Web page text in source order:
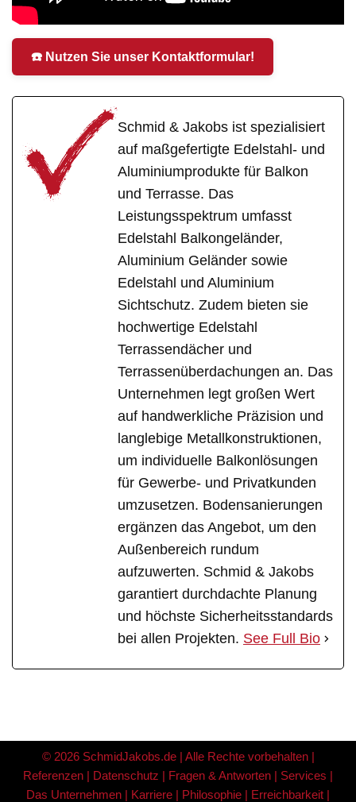
☎️ Nutzen Sie unser Kontaktformular!
Schmid & Jakobs ist spezialisiert
auf maßgefertigte Edelstahl- und
Aluminiumprodukte für Balkon
und Terrasse. Das
Leistungsspektrum umfasst
Edelstahl Balkongeländer,
Aluminium Geländer sowie
Edelstahl und Aluminium
Sichtschutz. Zudem bieten sie
hochwertige Edelstahl
Terrassendächer und
Terrassenüberdachungen an. Das
Unternehmen legt großen Wert
auf handwerkliche Präzision und
langlebige Metallkonstruktionen,
um individuelle Balkonlösungen
für Gewerbe- und Privatkunden
umzusetzen. Bodensanierungen
ergänzen das Angebot, um den
Außenbereich rundum
aufzuwerten. Schmid & Jakobs
garantiert durchdachte Planung
und höchste Sicherheitsstandards
bei allen Projekten. See Full Bio
© 2026 SchmidJakobs.de | Alle Rechte vorbehalten |
Referenzen | Datenschutz | Fragen & Antworten | Services |
Das Unternehmen | Karriere | Philosophie | Erreichbarkeit |